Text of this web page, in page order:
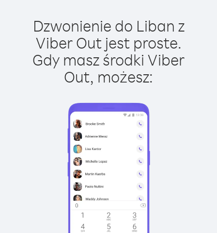
Dzwonienie do Liban z
Viber Out jest proste.
Gdy masz środki Viber
Out, możesz: